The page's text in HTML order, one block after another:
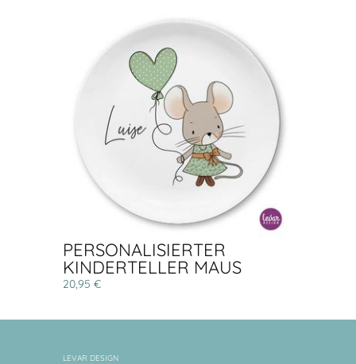
PERSONALISIERTER
KINDERTELLER MAUS
20,95 €
LEVAR DESIGN